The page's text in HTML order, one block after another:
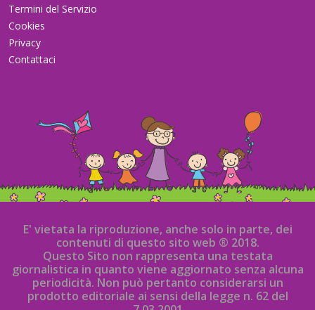
Termini del Servizio
Cookies
Privacy
Contattaci
E' vietata la riproduzione, anche solo in parte, dei
contenuti di questo sito web ® 2018.
Questo Sito non rappresenta una testata
giornalistica in quanto viene aggiornato senza alcuna
periodicità. Non può pertanto considerarsi un
prodotto editoriale ai sensi della legge n. 62 del